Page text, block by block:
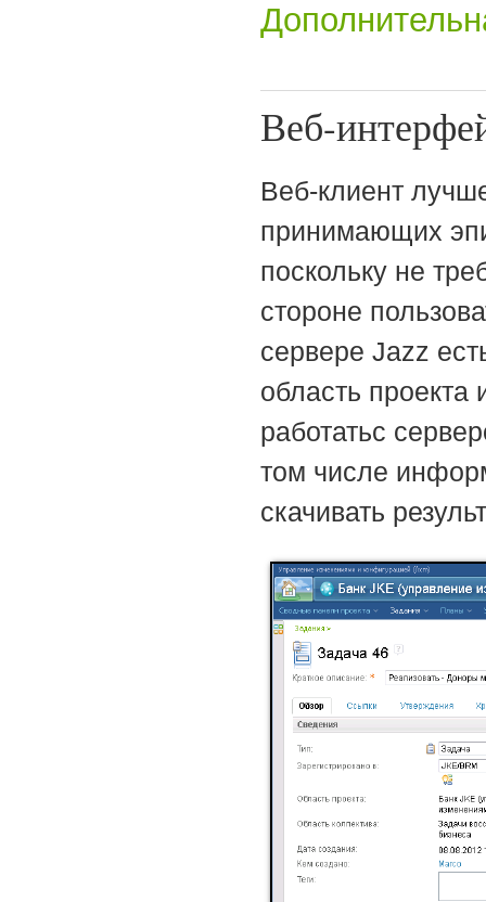
Веб-
Веб-клиент
принимающих
поскольку не
стороне
сервере Jazz
область проекта
работатьс
том числе
скачивать